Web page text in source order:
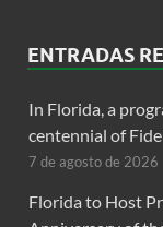
ENTRADAS
In Florida, a
centennial of
7 de agosto de 2026
Florida to Host